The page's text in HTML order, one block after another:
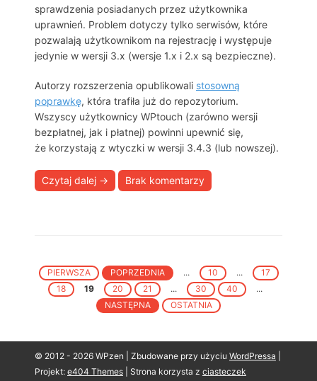
sprawdzenia posiadanych przez użytkownika
uprawnień. Problem dotyczy tylko serwisów, które
pozwalają użytkownikom na rejestrację i występuje
jedynie w wersji 3.x (wersje 1.x i 2.x są bezpieczne).
Autorzy rozszerzenia opublikowali stosowną
poprawkę, która trafiła już do repozytorium.
Wszyscy użytkownicy WPtouch (zarówno wersji
bezpłatnej, jak i płatnej) powinni upewnić się,
że korzystają z wtyczki w wersji 3.4.3 (lub nowszej).
Czytaj dalej → Brak komentarzy
PIERWSZA POPRZEDNIA ... 10 ...
17
18
19 20 21 ... 30 40
...
NASTĘPNA
OSTATNIA
© 2012 - 2026 WPzen | Zbudowane przy użyciu WordPressa
Projekt: e404 Themes Strona korzysta z ciasteczek